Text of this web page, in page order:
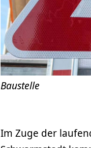
Baustelle
Im Zuge der